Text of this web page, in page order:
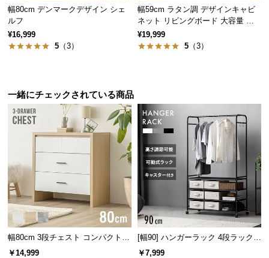
て
サ
お
知
ら
家具づくりの長い歴史を持つデンマーク。家具の本
場にて丁寧に作り上げられたこだわりの一台です。
幅80cm デンマークデザイン シェ
ルフ
¥16,999
5 （3）
幅59cm ラタン調 デザインキャビ
ネット リビングボード 大容量 可
動棚
¥19,999
5 （3）
一緒にチェックされている商品
幅80cm 3段チェスト コンパクトで
もたっぷり収納 木目調/モルタル調
￥14,999
[幅90] ハンガーラック 4段ラック収
納 キャスター付き
￥7,999